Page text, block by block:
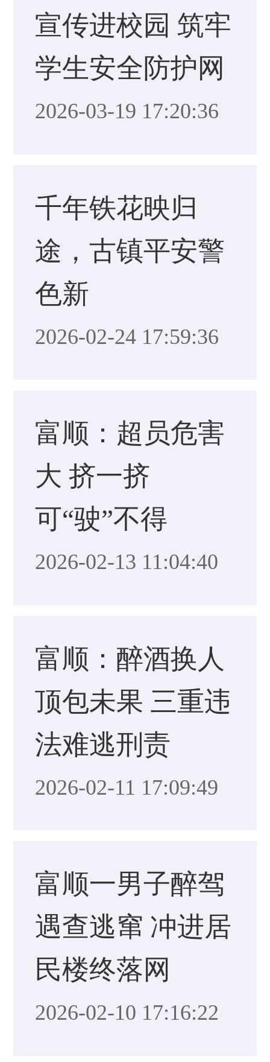
宣传进校园 筑牢
学生安全防护网
2026-03-19 17:20:36
千年铁花映归
途，古镇平安警
色新
2026-02-24 17:59:36
富顺：超员危害
大 挤一挤
可“驶”不得
2026-02-13 11:04:40
富顺：醉酒换人
顶包未果 三重违
法难逃刑责
2026-02-11 17:09:49
富顺一男子醉驾
遇查逃窜 冲进居
民楼终落网
2026-02-10 17:16:22